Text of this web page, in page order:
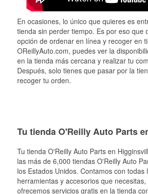
En ocasiones, lo único que quieres es
tienda sin perder tiempo. Es por eso que
opción de ordenar en línea y recoger en
OReillyAuto.com, puedes ver la
en la tienda más cercana y realizar tu
Después, solo tienes que pasar por la
recoger tu orden.
Tu tienda O'Reilly Auto Parts
Tu tienda O'Reilly Auto Parts en
las más de 6,000 tiendas O'Reilly Auto
los Estados Unidos. Contamos con todas
herramientas y accesorios que necesitas,
ofrecemos servicios gratis en la tienda